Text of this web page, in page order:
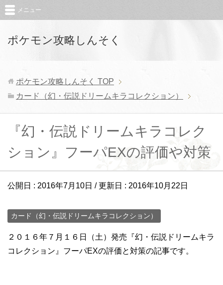
ポケモン攻略しんそく
メニュー
ポケモン攻略しんそく TOP
カード（幻・伝説ドリームキラコレクション）
『幻・伝説ドリームキラコレク
ション』フーパEXの評価や対策
公開日 : 2016年7月10日 / 更新日 : 2016年10月22日
カード（幻・伝説ドリームキラコレクション）
２０１６年７月１６日（土）発売『幻・伝説ドリームキラ
コレクション』フーパEXの評価と対策の記事です。